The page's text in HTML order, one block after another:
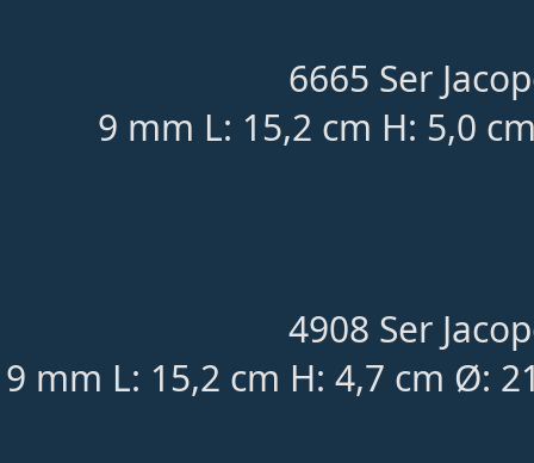
6665 Ser
9 mm L: 15,2 cm H: 5,0
4908 Ser
9 mm L: 15,2 cm H: 4,7 cm Ø: